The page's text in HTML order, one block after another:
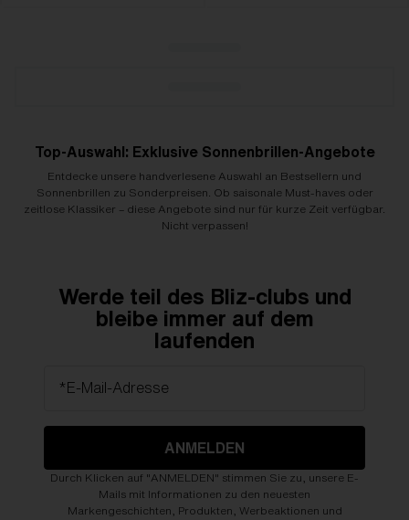
Top-Auswahl: Exklusive Sonnenbrillen-Angebote
Entdecke unsere handverlesene Auswahl an Bestsellern und
Sonnenbrillen zu Sonderpreisen. Ob saisonale Must-haves oder
zeitlose Klassiker – diese Angebote sind nur für kurze Zeit verfügbar.
Nicht verpassen!
Werde teil des Bliz-clubs und
bleibe immer auf dem
laufenden
*E-Mail-Adresse
ANMELDEN
Durch Klicken auf "ANMELDEN" stimmen Sie zu, unsere E-
Mails mit Informationen zu den neuesten
Markengeschichten, Produkten, Werbeaktionen und